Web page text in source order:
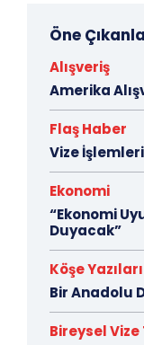
Öne
Alışveriş
Amerika
Flaş Haber
Vize
Ekonomi
“Ekonomi
Duyacak”
Köşe Yazıları
Bir Anadolu
Bireysel